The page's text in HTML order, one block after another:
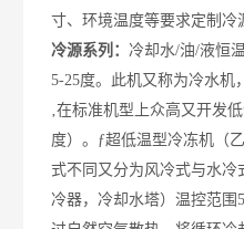
寸、环境温度等要求定制冷
冷源系列： 冷却水/油/液恒
5-25度。此机又称为冷水机
‚在标准机型上众高 又开发
度）。 ƒ超低温型冷冻机 （
式不同又分为风冷式与水冷
冷器，冷却水塔）温控范围